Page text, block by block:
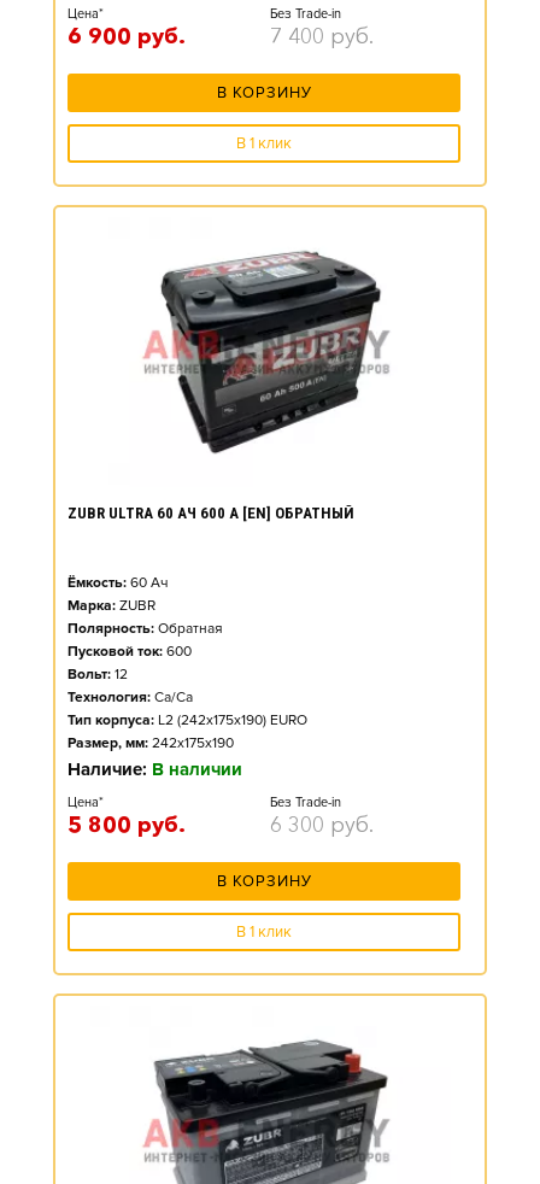
Цена*
6 900 руб.
Без Trade-in
7 400 руб.
В КОРЗИНУ
В 1 клик
ZUBR ULTRA 60 АЧ 600 А [EN] ОБРАТНЫЙ
Ёмкость: 60 Ач
Марка: ZUBR
Полярность: Обратная
Пусковой ток: 600
Вольт: 12
Технология: Ca/Ca
Тип корпуса: L2 (242x175x190) EURO
Размер, мм: 242x175x190
Наличие: В наличии
Цена*
5 800 руб.
Без Trade-in
6 300 руб.
В КОРЗИНУ
В 1 клик